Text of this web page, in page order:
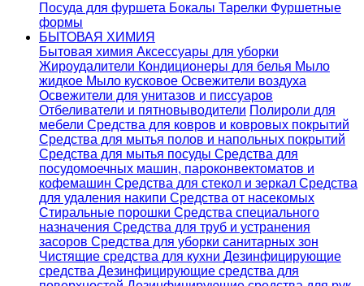
Посуда для фуршета Бокалы Тарелки Фуршетные
формы
БЫТОВАЯ ХИМИЯ
Бытовая химия Аксессуары для уборки
Жироудалители Кондиционеры для белья Мыло
жидкое Мыло кусковое Освежители воздуха
Освежители для унитазов и писсуаров
Отбеливатели и пятновыводители Полироли для
мебели Средства для ковров и ковровых покрытий
Средства для мытья полов и напольных покрытий
Средства для мытья посуды Средства для
посудомоечных машин, пароконвектоматов и
кофемашин Средства для стекол и зеркал Средства
для удаления накипи Средства от насекомых
Стиральные порошки Cредства специального
назначения Средства для труб и устранения
засоров Средства для уборки санитарных зон
Чистящие средства для кухни Дезинфицирующие
средства Дезинфицирующие средства для